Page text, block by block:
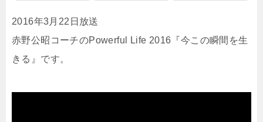
2016年3月22日放送
赤野公昭コーチのPowerful Life 2016『今この瞬間を生
きる』です。